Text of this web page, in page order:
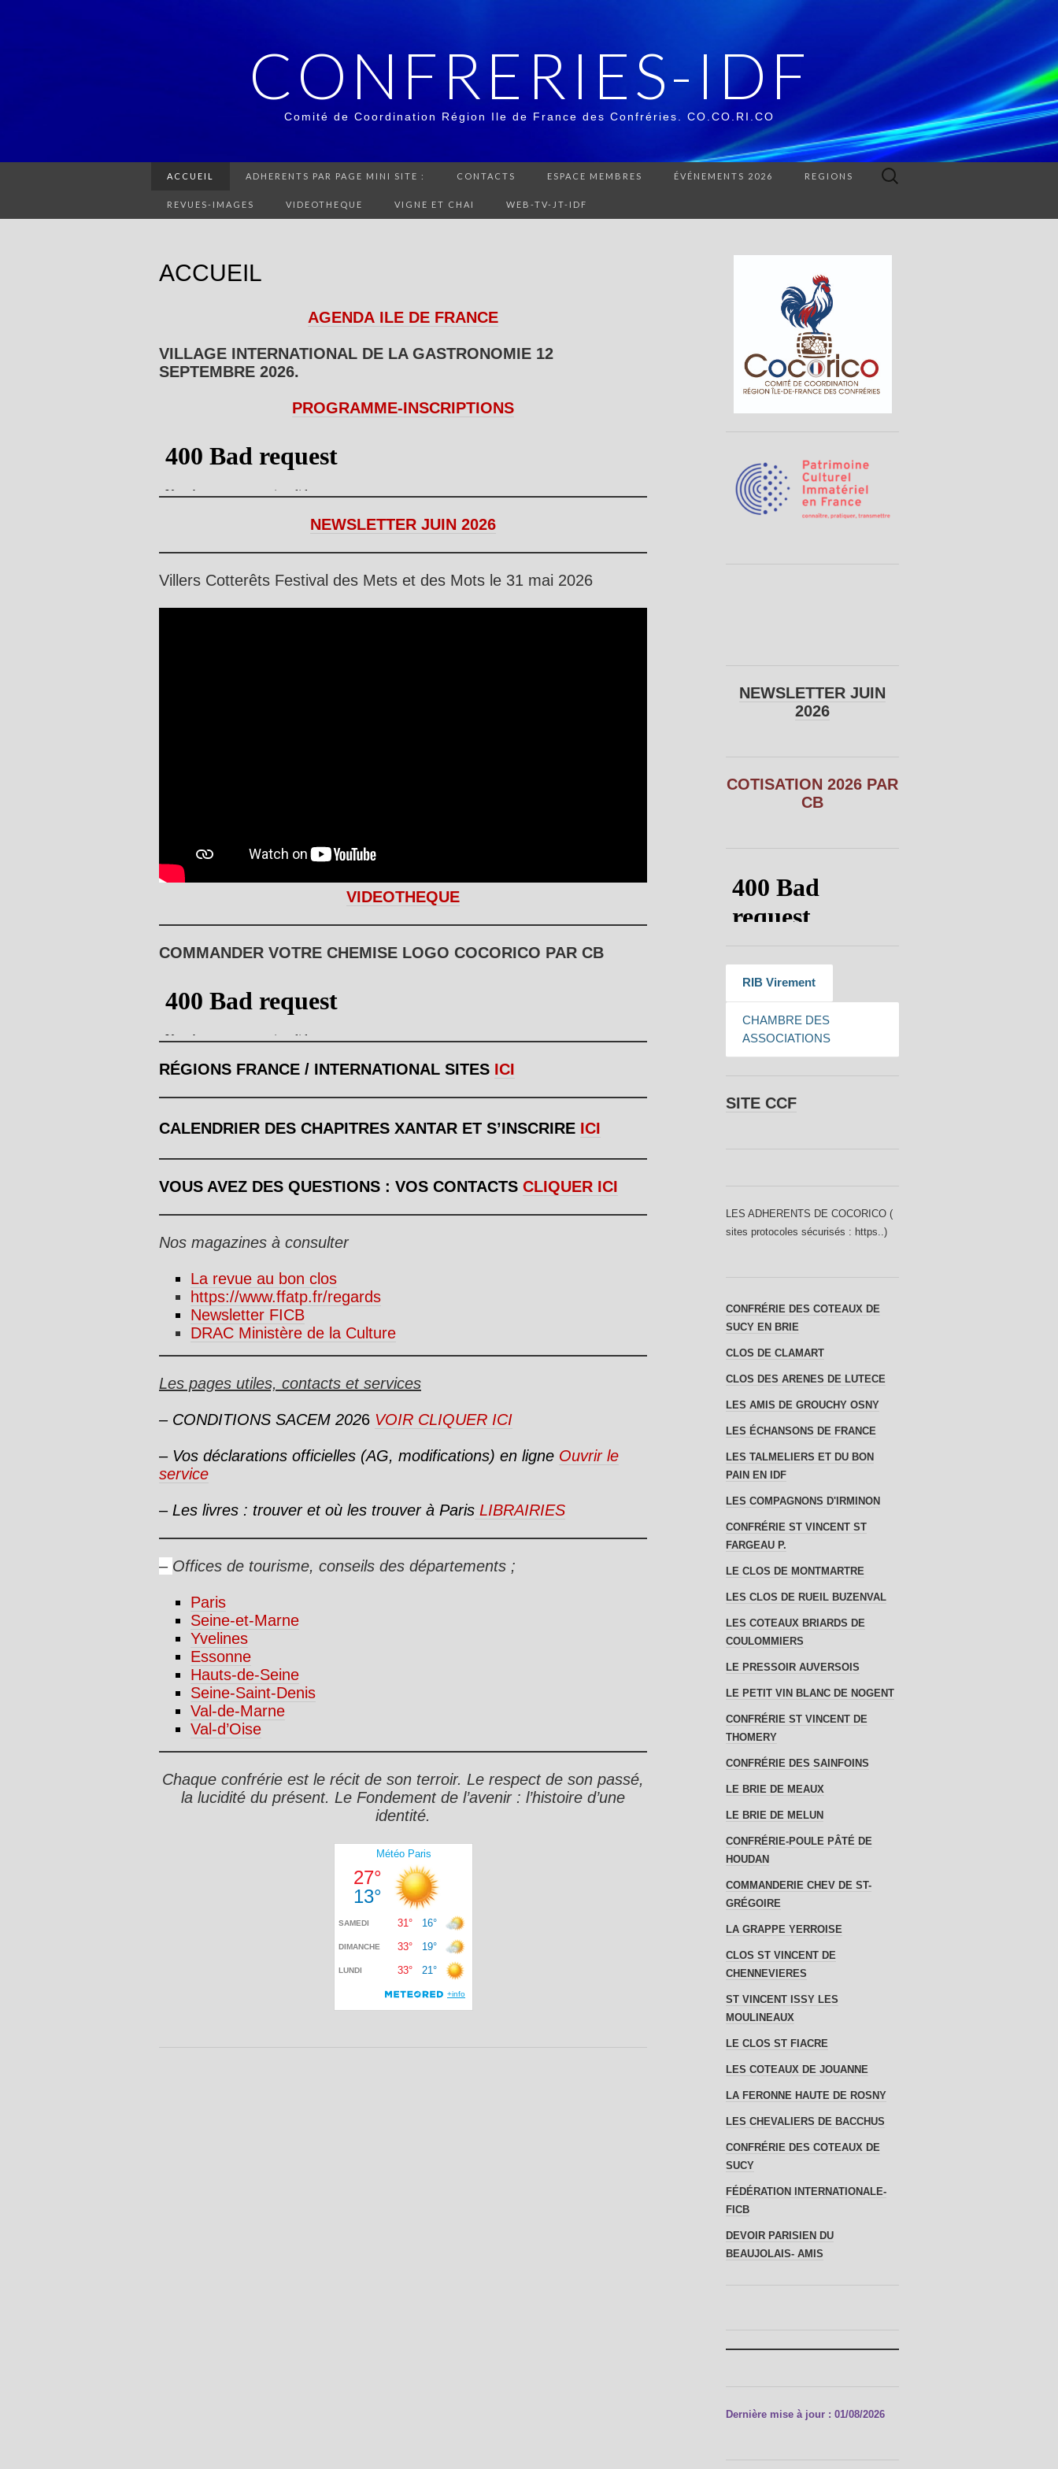
CONFRERIES-IDF
Comité de Coordination Région Ile de France des Confréries. CO.CO.RI.CO
ACCUEIL ADHERENTS PAR PAGE MINI SITE : CONTACTS ESPACE MEMBRES ÉVÉNEMENTS 2026 REGIONS
REVUES-IMAGES VIDEOTHEQUE VIGNE ET CHAI WEB-TV-JT-IDF
Rechercher :
ACCUEIL
AGENDA ILE DE FRANCE
VILLAGE INTERNATIONAL DE LA GASTRONOMIE 12
SEPTEMBRE 2026.
PROGRAMME-INSCRIPTIONS
NEWSLETTER JUIN 2026
Villers Cotterêts Festival des Mets et des Mots le 31 mai 2026
VIDEOTHEQUE
COMMANDER VOTRE CHEMISE LOGO COCORICO PAR CB
RÉGIONS FRANCE / INTERNATIONAL SITES ICI
CALENDRIER DES CHAPITRES XANTAR ET S’INSCRIRE ICI
VOUS AVEZ DES QUESTIONS : VOS CONTACTS CLIQUER ICI
Nos magazines à consulter
La revue au bon clos
https://www.ffatp.fr/regards
Newsletter FICB
DRAC Ministère de la Culture
Les pages utiles, contacts et services
– CONDITIONS SACEM 2026 VOIR CLIQUER ICI
– Vos déclarations officielles (AG, modifications) en ligne Ouvrir le
service
– Les livres : trouver et où les trouver à Paris LIBRAIRIES
– Offices de tourisme, conseils des départements ;
Paris
Seine-et-Marne
Yvelines
Essonne
Hauts-de-Seine
Seine-Saint-Denis
Val-de-Marne
Val-d’Oise
Chaque confrérie est le récit de son terroir. Le respect de son passé,
la lucidité du présent. Le Fondement de l’avenir : l’histoire d’une
identité.
NEWSLETTER JUIN
2026
COTISATION 2026 PAR
CB
RIB Virement
CHAMBRE DES
ASSOCIATIONS
SITE CCF
LES ADHERENTS DE COCORICO (
sites protocoles sécurisés : https..)
CONFRÉRIE DES COTEAUX DE
SUCY EN BRIE
CLOS DE CLAMART
CLOS DES ARENES DE LUTECE
LES AMIS DE GROUCHY OSNY
LES ÉCHANSONS DE FRANCE
LES TALMELIERS ET DU BON
PAIN EN IDF
LES COMPAGNONS D'IRMINON
CONFRÉRIE ST VINCENT ST
FARGEAU P.
LE CLOS DE MONTMARTRE
LES CLOS DE RUEIL BUZENVAL
LES COTEAUX BRIARDS DE
COULOMMIERS
LE PRESSOIR AUVERSOIS
LE PETIT VIN BLANC DE NOGENT
CONFRÉRIE ST VINCENT DE
THOMERY
CONFRÉRIE DES SAINFOINS
LE BRIE DE MEAUX
LE BRIE DE MELUN
CONFRÉRIE-POULE PÂTÉ DE
HOUDAN
COMMANDERIE CHEV DE ST-
GRÉGOIRE
LA GRAPPE YERROISE
CLOS ST VINCENT DE
CHENNEVIERES
ST VINCENT ISSY LES
MOULINEAUX
LE CLOS ST FIACRE
LES COTEAUX DE JOUANNE
LA FERONNE HAUTE DE ROSNY
LES CHEVALIERS DE BACCHUS
CONFRÉRIE DES COTEAUX DE
SUCY
FÉDÉRATION INTERNATIONALE-
FICB
DEVOIR PARISIEN DU
BEAUJOLAIS- AMIS
Dernière mise à jour : 01/08/2026